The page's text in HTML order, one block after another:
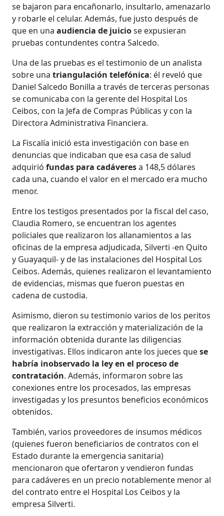
se bajaron para encañonarlo, insultarlo, amenazarlo
y robarle el celular. Además, fue justo después de
que en unaaudiencia de juiciose expusieran
pruebas contundentes contra Salcedo.
Una de las pruebas es el testimonio de un analista
sobre unatriangulación telefónica: él reveló que
Daniel Salcedo Bonilla a través de terceras personas
se comunicaba con la gerente del Hospital Los
Ceibos, con la Jefa de Compras Públicas y con la
Directora Administrativa Financiera.
La Fiscalía inició esta investigación con base en
denuncias que indicaban que esa casa de salud
adquirió fundas para cadáveresa 148,5 dólares
cada una, cuando el valor en el mercado era mucho
menor.
Entre los testigos presentados por la fiscal del caso,
Claudia Romero, se encuentran los agentes
policiales que realizaron los allanamientos a las
oficinas de la empresa adjudicada, Silverti -en Quito
y Guayaquil- y de las instalaciones del Hospital Los
Ceibos. Además, quienes realizaron el levantamiento
de evidencias, mismas que fueron puestas en
cadena de custodia.
Asimismo, dieron su testimonio varios de los peritos
que realizaron la extracción y materialización de la
información obtenida durante las diligencias
investigativas. Ellos indicaron ante los jueces quese
habría inobservado la ley en el proceso de
contratación. Además, informaron sobre las
conexiones entre los procesados, las empresas
investigadas y los presuntos beneficios económicos
obtenidos.
También, varios proveedores de insumos médicos
(quienes fueron beneficiarios de contratos con el
Estado durante la emergencia sanitaria)
mencionaron que ofertaron y vendieron fundas
para cadáveres en un precio notablemente menor al
del contrato entre el Hospital Los Ceibos y la
empresa Silverti.